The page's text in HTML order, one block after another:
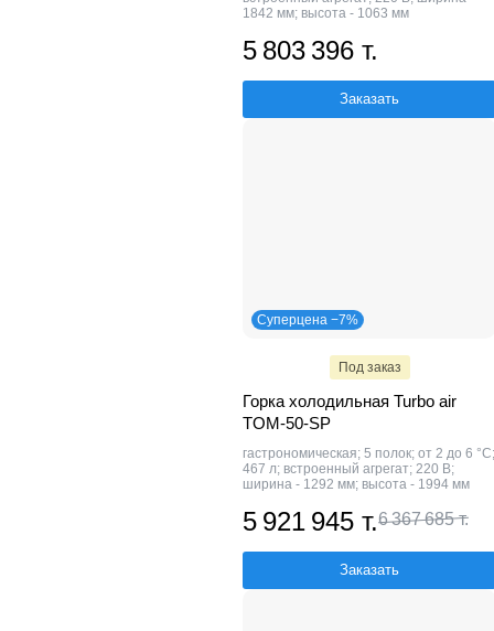
1842 мм; высота - 1063 мм
5 803 396 т.
Заказать
Суперцена −7%
Под заказ
Горка холодильная Turbo air
TOM-50-SP
гастрономическая; 5 полок; от 2 до 6 °C;
467 л; встроенный агрегат; 220 В;
ширина - 1292 мм; высота - 1994 мм
5 921 945 т.6 367 685 т.
Заказать